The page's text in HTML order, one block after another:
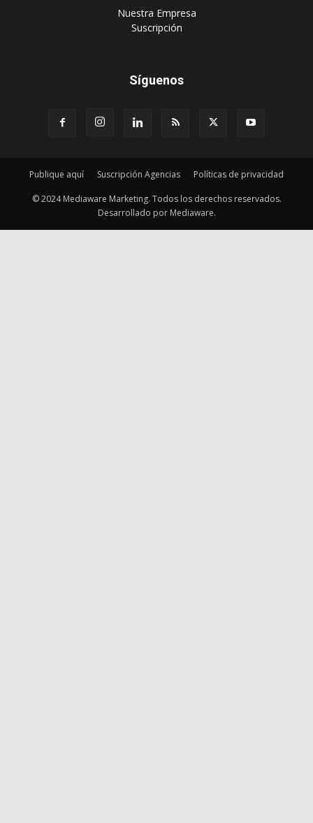
‎Nuestra Empresa
‎Suscripción
Síguenos
Publique aquí Suscripción Agencias Políticas de privacidad
© 2024 Mediaware Marketing. Todos los derechos reservados.
Desarrollado por Mediaware.